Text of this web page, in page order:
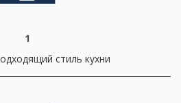
1
стиль кухни